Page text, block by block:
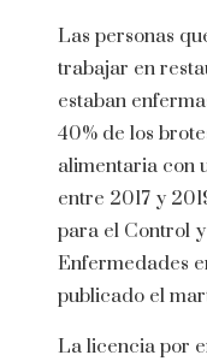
Las personas
trabajar en
estaban
40% de los
alimentaria con
entre 2017 y
para el Control
Enfermedades
publicado el
La licencia por